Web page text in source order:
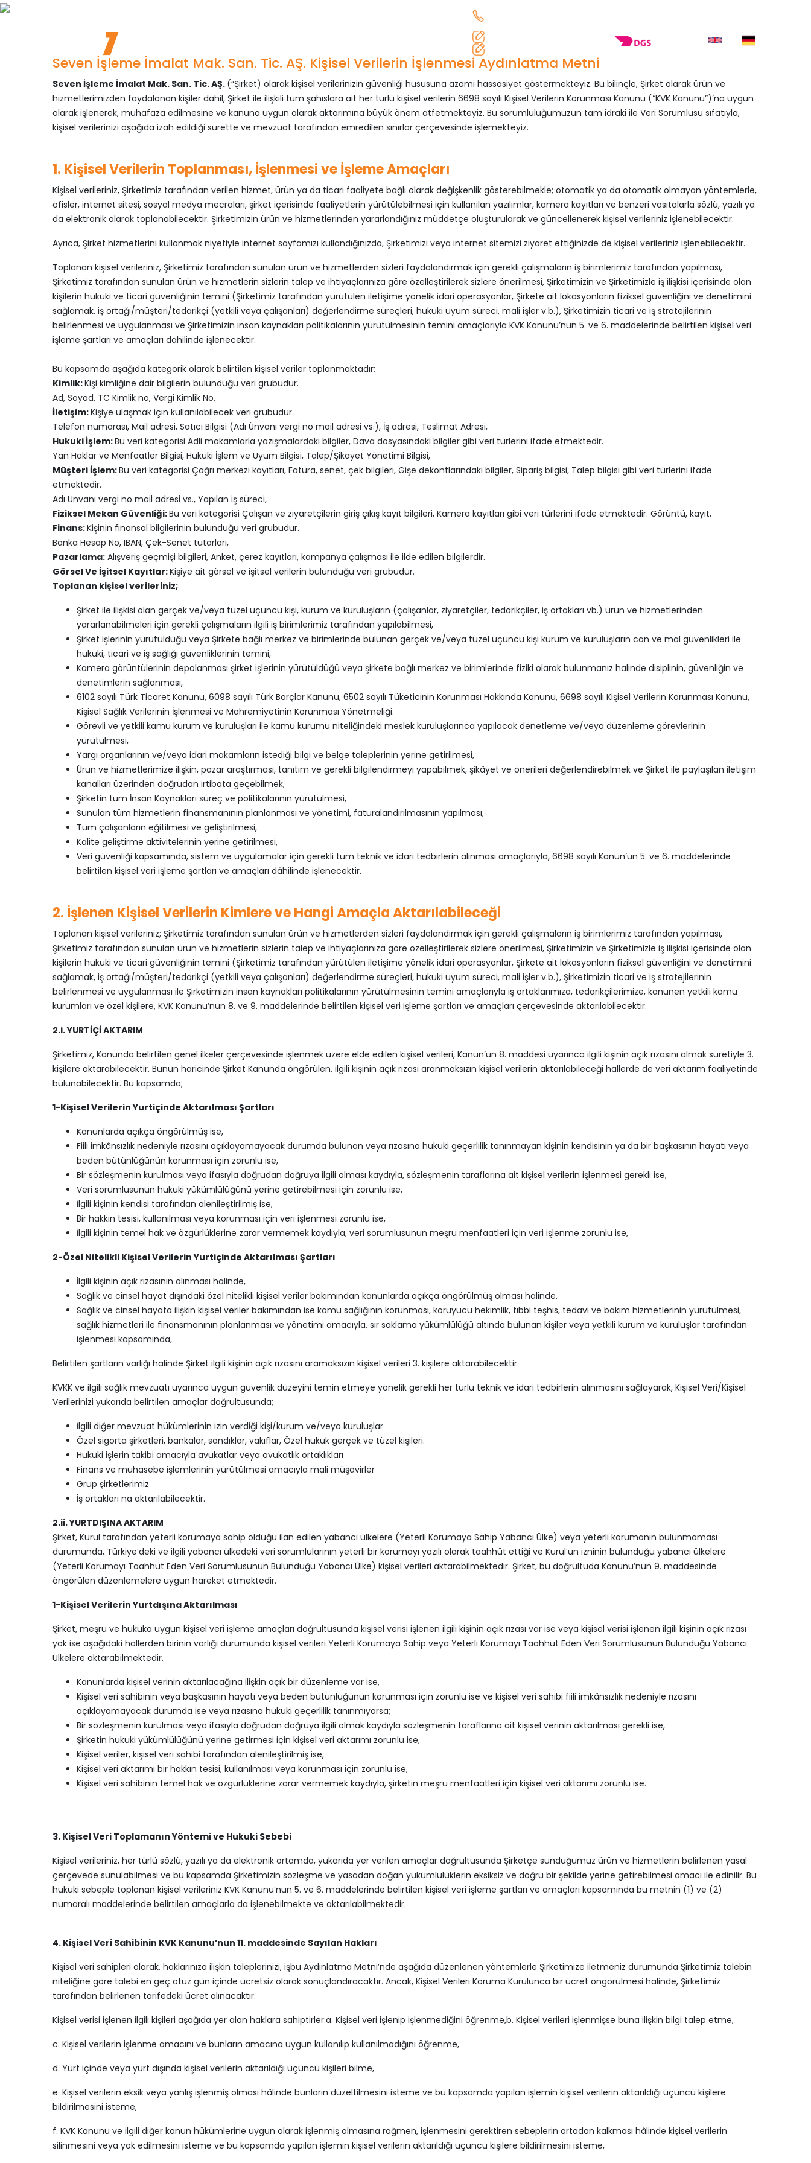
Seven İşleme İmalat Mak. San. Tic. AŞ. Kişisel Verilerin İşlenmesi Aydınlatma Metni
Seven İşleme İmalat Mak. San. Tic. AŞ. (“Şirket) olarak kişisel verilerinizin güvenliği hususuna azami hassasiyet göstermekteyiz. Bu bilinçle, Şirket olarak ürün ve
hizmetlerimizden faydalanan kişiler dahil, Şirket ile ilişkili tüm şahıslara ait her türlü kişisel verilerin 6698 sayılı Kişisel Verilerin Korunması Kanunu (“KVK Kanunu”)’na uygun
olarak işlenerek, muhafaza edilmesine ve kanuna uygun olarak aktarımına büyük önem atfetmekteyiz. Bu sorumluluğumuzun tam idraki ile Veri Sorumlusu sıfatıyla,
kişisel verilerinizi aşağıda izah edildiği surette ve mevzuat tarafından emredilen sınırlar çerçevesinde işlemekteyiz.
1. Kişisel Verilerin Toplanması, İşlenmesi ve İşleme Amaçları
Kişisel verileriniz, Şirketimiz tarafından verilen hizmet, ürün ya da ticari faaliyete bağlı olarak değişkenlik gösterebilmekle; otomatik ya da otomatik olmayan yöntemlerle,
ofisler, internet sitesi, sosyal medya mecraları, şirket içerisinde faaliyetlerin yürütülebilmesi için kullanılan yazılımlar, kamera kayıtları ve benzeri vasıtalarla sözlü, yazılı ya
da elektronik olarak toplanabilecektir. Şirketimizin ürün ve hizmetlerinden yararlandığınız müddetçe oluşturularak ve güncellenerek kişisel verileriniz işlenebilecektir.
Ayrıca, Şirket hizmetlerini kullanmak niyetiyle internet sayfamızı kullandığınızda, Şirketimizi veya internet sitemizi ziyaret ettiğinizde de kişisel verileriniz işlenebilecektir.
Toplanan kişisel verileriniz, Şirketimiz tarafından sunulan ürün ve hizmetlerden sizleri faydalandırmak için gerekli çalışmaların iş birimlerimiz tarafından yapılması,
Şirketimiz tarafından sunulan ürün ve hizmetlerin sizlerin talep ve ihtiyaçlarınıza göre özelleştirilerek sizlere önerilmesi, Şirketimizin ve Şirketimizle iş ilişkisi içerisinde olan
kişilerin hukuki ve ticari güvenliğinin temini (Şirketimiz tarafından yürütülen iletişime yönelik idari operasyonlar, Şirkete ait lokasyonların fiziksel güvenliğini ve denetimini
sağlamak, iş ortağı/müşteri/tedarikçi (yetkili veya çalışanları) değerlendirme süreçleri, hukuki uyum süreci, mali işler v.b.), Şirketimizin ticari ve iş stratejilerinin
belirlenmesi ve uygulanması ve Şirketimizin insan kaynakları politikalarının yürütülmesinin temini amaçlarıyla KVK Kanunu’nun 5. ve 6. maddelerinde belirtilen kişisel veri
işleme şartları ve amaçları dahilinde işlenecektir.
Bu kapsamda aşağıda kategorik olarak belirtilen kişisel veriler toplanmaktadır;
Kimlik:Kişi kimliğine dair bilgilerin bulunduğu veri grubudur.
Ad, Soyad, TC Kimlik no, Vergi Kimlik No,
İletişim:Kişiye ulaşmak için kullanılabilecek veri grubudur.
Telefon numarası, Mail adresi, Satıcı Bilgisi (Adı Ünvanı vergi no mail adresi vs.), İş adresi, Teslimat Adresi,
Hukuki İşlem:Bu veri kategorisi Adli makamlarla yazışmalardaki bilgiler, Dava dosyasındaki bilgiler gibi veri türlerini ifade etmektedir.
Yan Haklar ve Menfaatler Bilgisi, Hukuki İşlem ve Uyum Bilgisi, Talep/Şikayet Yönetimi Bilgisi,
Müşteri İşlem:Bu veri kategorisi Çağrı merkezi kayıtları, Fatura, senet, çek bilgileri, Gişe dekontlarındaki bilgiler, Sipariş bilgisi, Talep bilgisi gibi veri türlerini ifade
etmektedir.
Adı Ünvanı vergi no mail adresi vs., Yapılan iş süreci,
Fiziksel Mekan Güvenliği:Bu veri kategorisi Çalışan ve ziyaretçilerin giriş çıkış kayıt bilgileri, Kamera kayıtları gibi veri türlerini ifade etmektedir. Görüntü, kayıt,
Finans:Kişinin finansal bilgilerinin bulunduğu veri grubudur.
Banka Hesap No, IBAN, Çek-Senet tutarları,
Pazarlama: Alışveriş geçmişi bilgileri, Anket, çerez kayıtları, kampanya çalışması ile ilde edilen bilgilerdir.
Görsel Ve İşitsel Kayıtlar:Kişiye ait görsel ve işitsel verilerin bulunduğu veri grubudur.
Toplanan kişisel verileriniz;
Şirket ile ilişkisi olan gerçek ve/veya tüzel üçüncü kişi, kurum ve kuruluşların (çalışanlar, ziyaretçiler, tedarikçiler, iş ortakları vb.) ürün ve hizmetlerinden
yararlanabilmeleri için gerekli çalışmaların ilgili iş birimlerimiz tarafından yapılabilmesi,
Şirket işlerinin yürütüldüğü veya Şirkete bağlı merkez ve birimlerinde bulunan gerçek ve/veya tüzel üçüncü kişi kurum ve kuruluşların can ve mal güvenlikleri ile
hukuki, ticari ve iş sağlığı güvenliklerinin temini,
Kamera görüntülerinin depolanması şirket işlerinin yürütüldüğü veya şirkete bağlı merkez ve birimlerinde fiziki olarak bulunmanız halinde disiplinin, güvenliğin ve
denetimlerin sağlanması,
6102 sayılı Türk Ticaret Kanunu, 6098 sayılı Türk Borçlar Kanunu, 6502 sayılı Tüketicinin Korunması Hakkında Kanunu, 6698 sayılı Kişisel Verilerin Korunması Kanunu,
Kişisel Sağlık Verilerinin İşlenmesi ve Mahremiyetinin Korunması Yönetmeliği.
Görevli ve yetkili kamu kurum ve kuruluşları ile kamu kurumu niteliğindeki meslek kuruluşlarınca yapılacak denetleme ve/veya düzenleme görevlerinin
yürütülmesi,
Yargı organlarının ve/veya idari makamların istediği bilgi ve belge taleplerinin yerine getirilmesi,
Ürün ve hizmetlerimize ilişkin, pazar araştırması, tanıtım ve gerekli bilgilendirmeyi yapabilmek, şikâyet ve önerileri değerlendirebilmek ve Şirket ile paylaşılan iletişim
kanalları üzerinden doğrudan irtibata geçebilmek,
Şirketin tüm İnsan Kaynakları süreç ve politikalarının yürütülmesi,
Sunulan tüm hizmetlerin finansmanının planlanması ve yönetimi, faturalandırılmasının yapılması,
Tüm çalışanların eğitilmesi ve geliştirilmesi,
Kalite geliştirme aktivitelerinin yerine getirilmesi,
Veri güvenliği kapsamında, sistem ve uygulamalar için gerekli tüm teknik ve idari tedbirlerin alınması amaçlarıyla, 6698 sayılı Kanun’un 5. ve 6. maddelerinde
belirtilen kişisel veri işleme şartları ve amaçları dâhilinde işlenecektir.
2. İşlenen Kişisel Verilerin Kimlere ve Hangi Amaçla Aktarılabileceği
Toplanan kişisel verileriniz; Şirketimiz tarafından sunulan ürün ve hizmetlerden sizleri faydalandırmak için gerekli çalışmaların iş birimlerimiz tarafından yapılması,
Şirketimiz tarafından sunulan ürün ve hizmetlerin sizlerin talep ve ihtiyaçlarınıza göre özelleştirilerek sizlere önerilmesi, Şirketimizin ve Şirketimizle iş ilişkisi içerisinde olan
kişilerin hukuki ve ticari güvenliğinin temini (Şirketimiz tarafından yürütülen iletişime yönelik idari operasyonlar, Şirkete ait lokasyonların fiziksel güvenliğini ve denetimini
sağlamak, iş ortağı/müşteri/tedarikçi (yetkili veya çalışanları) değerlendirme süreçleri, hukuki uyum süreci, mali işler v.b.), Şirketimizin ticari ve iş stratejilerinin
belirlenmesi ve uygulanması ile Şirketimizin insan kaynakları politikalarının yürütülmesinin temini amaçlarıyla iş ortaklarımıza, tedarikçilerimize, kanunen yetkili kamu
kurumları ve özel kişilere, KVK Kanunu’nun 8. ve 9. maddelerinde belirtilen kişisel veri işleme şartları ve amaçları çerçevesinde aktarılabilecektir.
2.i. YURTİÇİ AKTARIM
Şirketimiz, Kanunda belirtilen genel ilkeler çerçevesinde işlenmek üzere elde edilen kişisel verileri, Kanun’un 8. maddesi uyarınca ilgili kişinin açık rızasını almak suretiyle 3.
kişilere aktarabilecektir. Bunun haricinde Şirket Kanunda öngörülen, ilgili kişinin açık rızası aranmaksızın kişisel verilerin aktarılabileceği hallerde de veri aktarım faaliyetinde
bulunabilecektir. Bu kapsamda;
1-Kişisel Verilerin Yurtiçinde Aktarılması Şartları
Kanunlarda açıkça öngörülmüş ise,
Fiili imkânsızlık nedeniyle rızasını açıklayamayacak durumda bulunan veya rızasına hukuki geçerlilik tanınmayan kişinin kendisinin ya da bir başkasının hayatı veya
beden bütünlüğünün korunması için zorunlu ise,
Bir sözleşmenin kurulması veya ifasıyla doğrudan doğruya ilgili olması kaydıyla, sözleşmenin taraflarına ait kişisel verilerin işlenmesi gerekli ise,
Veri sorumlusunun hukuki yükümlülüğünü yerine getirebilmesi için zorunlu ise,
İlgili kişinin kendisi tarafından alenileştirilmiş ise,
Bir hakkın tesisi, kullanılması veya korunması için veri işlenmesi zorunlu ise,
İlgili kişinin temel hak ve özgürlüklerine zarar vermemek kaydıyla, veri sorumlusunun meşru menfaatleri için veri işlenme zorunlu ise,
2-Özel Nitelikli Kişisel Verilerin Yurtiçinde Aktarılması Şartları
İlgili kişinin açık rızasının alınması halinde,
Sağlık ve cinsel hayat dışındaki özel nitelikli kişisel veriler bakımından kanunlarda açıkça öngörülmüş olması halinde,
Sağlık ve cinsel hayata ilişkin kişisel veriler bakımından ise kamu sağlığının korunması, koruyucu hekimlik, tıbbi teşhis, tedavi ve bakım hizmetlerinin yürütülmesi,
sağlık hizmetleri ile finansmanının planlanması ve yönetimi amacıyla, sır saklama yükümlülüğü altında bulunan kişiler veya yetkili kurum ve kuruluşlar tarafından
işlenmesi kapsamında,
Belirtilen şartların varlığı halinde Şirket ilgili kişinin açık rızasını aramaksızın kişisel verileri 3. kişilere aktarabilecektir.
KVKK ve ilgili sağlık mevzuatı uyarınca uygun güvenlik düzeyini temin etmeye yönelik gerekli her türlü teknik ve idari tedbirlerin alınmasını sağlayarak, Kişisel Veri/Kişisel
Verilerinizi yukarıda belirtilen amaçlar doğrultusunda;
İlgili diğer mevzuat hükümlerinin izin verdiği kişi/kurum ve/veya kuruluşlar
Özel sigorta şirketleri, bankalar, sandıklar, vakıflar, Özel hukuk gerçek ve tüzel kişileri.
Hukuki işlerin takibi amacıyla avukatlar veya avukatlık ortaklıkları
Finans ve muhasebe işlemlerinin yürütülmesi amacıyla mali müşavirler
Grup şirketlerimiz
İş ortakları na aktarılabilecektir.
2.ii. YURTDIŞINA AKTARIM
Şirket, Kurul tarafından yeterli korumaya sahip olduğu ilan edilen yabancı ülkelere (Yeterli Korumaya Sahip Yabancı Ülke) veya yeterli korumanın bulunmaması
durumunda, Türkiye’deki ve ilgili yabancı ülkedeki veri sorumlularının yeterli bir korumayı yazılı olarak taahhüt ettiği ve Kurul’un izninin bulunduğu yabancı ülkelere
(Yeterli Korumayı Taahhüt Eden Veri Sorumlusunun Bulunduğu Yabancı Ülke) kişisel verileri aktarabilmektedir. Şirket, bu doğrultuda Kanunu’nun 9. maddesinde
öngörülen düzenlemelere uygun hareket etmektedir.
1-Kişisel Verilerin Yurtdışına Aktarılması
Şirket, meşru ve hukuka uygun kişisel veri işleme amaçları doğrultusunda kişisel verisi işlenen ilgili kişinin açık rızası var ise veya kişisel verisi işlenen ilgili kişinin açık rızası
yok ise aşağıdaki hallerden birinin varlığı durumunda kişisel verileri Yeterli Korumaya Sahip veya Yeterli Korumayı Taahhüt Eden Veri Sorumlusunun Bulunduğu Yabancı
Ülkelere aktarabilmektedir.
Kanunlarda kişisel verinin aktarılacağına ilişkin açık bir düzenleme var ise,
Kişisel veri sahibinin veya başkasının hayatı veya beden bütünlüğünün korunması için zorunlu ise ve kişisel veri sahibi fiili imkânsızlık nedeniyle rızasını
açıklayamayacak durumda ise veya rızasına hukuki geçerlilik tanınmıyorsa;
Bir sözleşmenin kurulması veya ifasıyla doğrudan doğruya ilgili olmak kaydıyla sözleşmenin taraflarına ait kişisel verinin aktarılması gerekli ise,
Şirketin hukuki yükümlülüğünü yerine getirmesi için kişisel veri aktarımı zorunlu ise,
Kişisel veriler, kişisel veri sahibi tarafından alenileştirilmiş ise,
Kişisel veri aktarımı bir hakkın tesisi, kullanılması veya korunması için zorunlu ise,
Kişisel veri sahibinin temel hak ve özgürlüklerine zarar vermemek kaydıyla, şirketin meşru menfaatleri için kişisel veri aktarımı zorunlu ise.
3. Kişisel Veri Toplamanın Yöntemi ve Hukuki Sebebi
Kişisel verileriniz, her türlü sözlü, yazılı ya da elektronik ortamda, yukarıda yer verilen amaçlar doğrultusunda Şirketçe sunduğumuz ürün ve hizmetlerin belirlenen yasal
çerçevede sunulabilmesi ve bu kapsamda Şirketimizin sözleşme ve yasadan doğan yükümlülüklerin eksiksiz ve doğru bir şekilde yerine getirebilmesi amacı ile edinilir. Bu
hukuki sebeple toplanan kişisel verileriniz KVK Kanunu’nun 5. ve 6. maddelerinde belirtilen kişisel veri işleme şartları ve amaçları kapsamında bu metnin (1) ve (2)
numaralı maddelerinde belirtilen amaçlarla da işlenebilmekte ve aktarılabilmektedir.
4. Kişisel Veri Sahibinin KVK Kanunu’nun 11. maddesinde Sayılan Hakları
Kişisel veri sahipleri olarak, haklarınıza ilişkin taleplerinizi, işbu Aydınlatma Metni’nde aşağıda düzenlenen yöntemlerle Şirketimize iletmeniz durumunda Şirketimiz talebin
niteliğine göre talebi en geç otuz gün içinde ücretsiz olarak sonuçlandıracaktır. Ancak, Kişisel Verileri Koruma Kurulunca bir ücret öngörülmesi halinde, Şirketimiz
tarafından belirlenen tarifedeki ücret alınacaktır.
Kişisel verisi işlenen ilgili kişileri aşağıda yer alan haklara sahiptirler:a. Kişisel veri işlenip işlenmediğini öğrenme,b. Kişisel verileri işlenmişse buna ilişkin bilgi talep etme,
c. Kişisel verilerin işlenme amacını ve bunların amacına uygun kullanılıp kullanılmadığını öğrenme,
d. Yurt içinde veya yurt dışında kişisel verilerin aktarıldığı üçüncü kişileri bilme,
e. Kişisel verilerin eksik veya yanlış işlenmiş olması hâlinde bunların düzeltilmesini isteme ve bu kapsamda yapılan işlemin kişisel verilerin aktarıldığı üçüncü kişilere
bildirilmesini isteme,
f. KVK Kanunu ve ilgili diğer kanun hükümlerine uygun olarak işlenmiş olmasına rağmen, işlenmesini gerektiren sebeplerin ortadan kalkması hâlinde kişisel verilerin
silinmesini veya yok edilmesini isteme ve bu kapsamda yapılan işlemin kişisel verilerin aktarıldığı üçüncü kişilere bildirilmesini isteme,